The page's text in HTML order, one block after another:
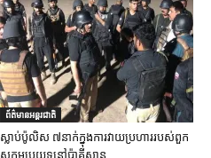
ព័ត៌មានអន្តរជាតិ
ស្លាប់ប៉ូលិស ៧នាក់ក្នុងការវាយប្រហាររបស់ពួក
សកម្មប្រយុទ្ធនៅប៉ាគីស្ថាន